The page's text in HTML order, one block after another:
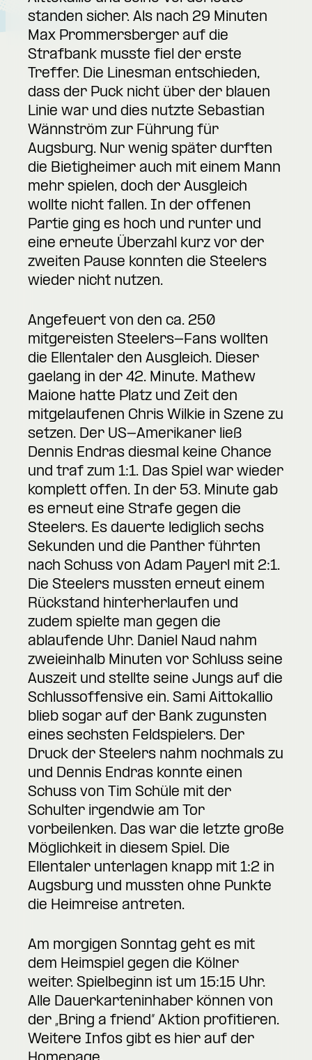
standen sicher. Als nach 29 Minuten
Max Prommersberger auf die
Strafbank musste fiel der erste
Treffer. Die Linesman entschieden,
dass der Puck nicht über der blauen
Linie war und dies nutzte Sebastian
Wännström zur Führung für
Augsburg. Nur wenig später durften
die Bietigheimer auch mit einem Mann
mehr spielen, doch der Ausgleich
wollte nicht fallen. In der offenen
Partie ging es hoch und runter und
eine erneute Überzahl kurz vor der
zweiten Pause konnten die Steelers
wieder nicht nutzen.
Angefeuert von den ca. 250
mitgereisten Steelers-Fans wollten
die Ellentaler den Ausgleich. Dieser
gaelang in der 42. Minute. Mathew
Maione hatte Platz und Zeit den
mitgelaufenen Chris Wilkie in Szene zu
setzen. Der US-Amerikaner ließ
Dennis Endras diesmal keine Chance
und traf zum 1:1. Das Spiel war wieder
komplett offen. In der 53. Minute gab
es erneut eine Strafe gegen die
Steelers. Es dauerte lediglich sechs
Sekunden und die Panther führten
nach Schuss von Adam Payerl mit 2:1.
Die Steelers mussten erneut einem
Rückstand hinterherlaufen und
zudem spielte man gegen die
ablaufende Uhr. Daniel Naud nahm
zweieinhalb Minuten vor Schluss seine
Auszeit und stellte seine Jungs auf die
Schlussoffensive ein. Sami Aittokallio
blieb sogar auf der Bank zugunsten
eines sechsten Feldspielers. Der
Druck der Steelers nahm nochmals zu
und Dennis Endras konnte einen
Schuss von Tim Schüle mit der
Schulter irgendwie am Tor
vorbeilenken. Das war die letzte große
Möglichkeit in diesem Spiel. Die
Ellentaler unterlagen knapp mit 1:2 in
Augsburg und mussten ohne Punkte
die Heimreise antreten.
Am morgigen Sonntag geht es mit
dem Heimspiel gegen die Kölner
weiter. Spielbeginn ist um 15:15 Uhr.
Alle Dauerkarteninhaber können von
der „Bring a friend“ Aktion profitieren.
Weitere Infos gibt es hier auf der